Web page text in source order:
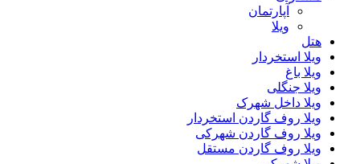
آپارتمان
ویلا
هتل
ویلا استخردار
ویلا باغ
ویلا جنگلی
ویلا داخل شهرک
ویلا روف گاردن استخردار
ویلا روف گاردن شهرکی
ویلا روف گاردن مستقل